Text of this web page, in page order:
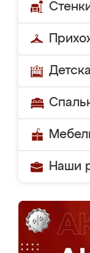
Наши